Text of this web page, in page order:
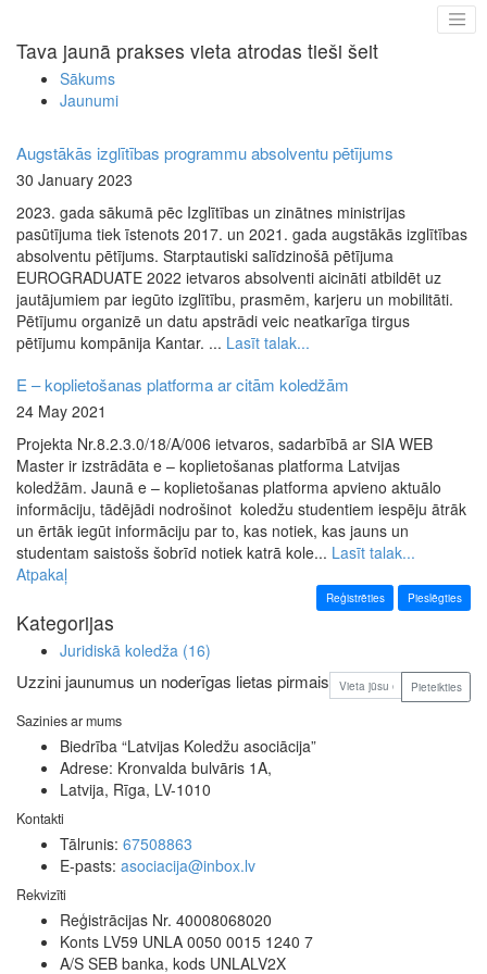
Tava jaunā prakses vieta atrodas tieši šeit
Sākums
Jaunumi
Augstākās izglītības programmu absolventu pētījums
30 January 2023
2023. gada sākumā pēc Izglītības un zinātnes ministrijas
pasūtījuma tiek īstenots 2017. un 2021. gada augstākās izglītības
absolventu pētījums. Starptautiski salīdzinošā pētījuma
EUROGRADUATE 2022 ietvaros absolventi aicināti atbildēt uz
jautājumiem par iegūto izglītību, prasmēm, karjeru un mobilitāti.
Pētījumu organizē un datu apstrādi veic neatkarīga tirgus
pētījumu kompānija Kantar. ... Lasīt talak...
E – koplietošanas platforma ar citām koledžām
24 May 2021
Projekta Nr.8.2.3.0/18/A/006 ietvaros, sadarbībā ar SIA WEB
Master ir izstrādāta e – koplietošanas platforma Latvijas
koledžām. Jaunā e – koplietošanas platforma apvieno aktuālo
informāciju, tādējādi nodrošinot koledžu studentiem iespēju ātrāk
un ērtāk iegūt informāciju par to, kas notiek, kas jauns un
studentam saistošs šobrīd notiek katrā kole... Lasīt talak...
Atpakaļ
Reģistrēties Pieslēgties
Kategorijas
Juridiskā koledža (16)
Uzzini jaunumus un noderīgas lietas pirmais Pieteikties
Sazinies ar mums
Biedrība “Latvijas Koledžu asociācija”
Adrese: Kronvalda bulvāris 1A,
Latvija, Rīga, LV-1010
Kontakti
Tālrunis: 67508863
E-pasts: asociacija@inbox.lv
Rekvizīti
Reģistrācijas Nr. 40008068020
Konts LV59 UNLA 0050 0015 1240 7
A/S SEB banka, kods UNLALV2X